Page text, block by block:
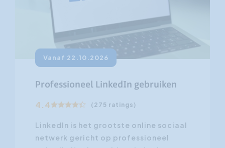
Vanaf 22.10.2026
Professioneel LinkedIn gebruiken
(275 ratings)
LinkedIn is het grootste online sociaal
netwerk gericht op professioneel